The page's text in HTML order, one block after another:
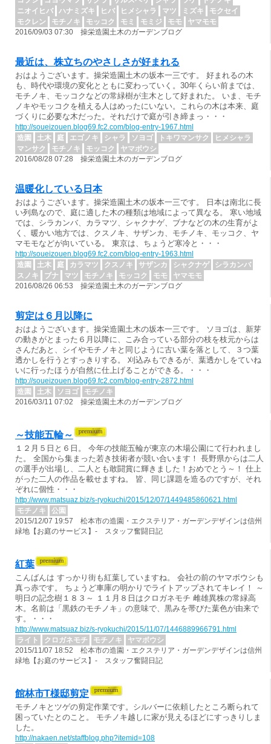
ニオイヒバ
ハナミズキ ヒバ ヒメシャラ マツ ミズキ
モクセイ
モクレン
モチノキ モッコク モミ モミジ モモ
ヤマモモ
2016/09/03 07:30 操栄造園土木のガーデンブログ
最近は、株立ちのやさしさが好まれる
おはようございます。操栄造園土木の坂本一三です。 好まれるの木
も、時代や環境の変化とともに変わっていく。30年くらい前までは、
モチノキ、モッコクなどの常緑樹が主木として好まれた。 いま、モチ
ノキやモッコクを植える人はめったにいない。これらの木は本来、庭
づくりに必要な木だった。それだけで庭が引き締まっ・・・
http://soueizouen.blog69.fc2.com/blog-entry-1967.html
造園
土木 庭 エゴノキ シャラ ソヨゴ トキワマンサク
ヒメシャラ
マンサク
モチノキ モッコク
ヤマボウシ
2016/08/28 07:28 操栄造園土木のガーデンブログ
温暖化している日本
おはようございます。操栄造園土木の坂本一三です。 日本は南北に長
い列島なので、庭に適した木の種類は地域によって異なる。 寒い地域
では、シラカンバ、カラマツ、シャクナゲ、ブナなどの木の生育がよ
く、暖かい地方では、クスノキ、サザンカ、モチノキ、モッコク、ヤ
マモモなどが向いている。 東京は、ちょうど寒冷と・・・
http://soueizouen.blog69.fc2.com/blog-entry-1963.html
造園
土木 庭 カラマツ クスノキ サザンカ シャクナゲ
シラカンバ
スノキ
ブナ マツ モチノキ モッコク モモ
ヤマモモ
2016/08/26 06:53 操栄造園土木のガーデンブログ
剪定は６月以降に
おはようございます。操栄造園土木の坂本一三です。 ソヨゴは、新芽
の動きがとまった６月以降に、こみ合っている部分の枝を枝元からは
さんだあと、シイやモチノキと同じように古い葉を落として、３つ葉
透かしを行うとすっきりする。 刈込みもできるが、葉透かしをていね
いに行ったほうが自然に仕上げることができる。・・・
http://soueizouen.blog69.fc2.com/blog-entry-2872.html
造園
土木 ソヨゴ
モチノキ
2016/03/11 07:02 操栄造園土木のガーデンブログ
～技能五輪～
１２月５日と６日。 今年の技能五輪が東京の木場公園にて行われまし
た。 全国から集まった若き技術者が競い合います！ 長野県からは二人
の選手が出場し、二人とも敢闘賞に輝きました！おめでとう～！ 仕上
がった二人の作品を載せますね。 皆、同じ課題を造るのですが、それ
ぞれに個性・・・
http://www.matsuaz.biz/s-ryokuchi/2015/12/07/1449485860621.html
モチノキ
公園
2015/12/07 19:57 松本市の造園・エクステリア・ガーデンデザインは信州
緑地【お庭のサービス】- スタッフ奮闘日記
紅葉
こんばんは すっかり街も紅葉していますね。 会社の前のヤマボウシも
真っ赤です。 ちょうど車庫の明かりでライトアップされてキレイ！ ～
明日の記念樹１８３～ １１月８日はクロガネモチ 雌雄異株の常緑高
木。名前は「黒鉄のモチノキ」の意味で、黒みを帯びた葉色が由来で
す。・・・
http://www.matsuaz.biz/s-ryokuchi/2015/11/07/1446889966791.html
ライト
クロガネモチ モチノキ
ヤマボウシ
2015/11/07 18:52 松本市の造園・エクステリア・ガーデンデザインは信州
緑地【お庭のサービス】- スタッフ奮闘日記
館林市T様邸剪定
モチノキとツゲの剪定作業です。シルバーに依頼したところ断られて
困っていたとのこと。 モチノキ越しに家が見えるほどにすっきりしま
した。
http://nakaen.net/staffblog.php?itemid=108